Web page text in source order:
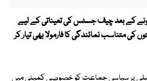
منظور ہونے کے بعد چیف جسٹس کی تعیناتی کے لیے
متناسب نمائندگی کا فارمولا بھی تیار کر
ارکان قومی اسمبلی پر سیاسی جماعت کو خصوصی کمیٹی میں